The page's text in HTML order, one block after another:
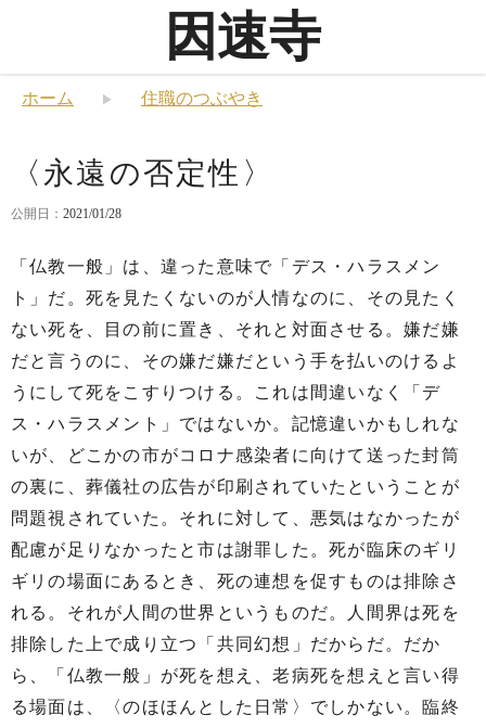
因速寺
ホーム 住職のつぶやき
〈永遠の否定性〉
公開日： 2021/01/28
「仏教一般」は、違った意味で「デス・ハラスメン
ト」だ。死を見たくないのが人情なのに、その見たく
ない死を、目の前に置き、それと対面させる。嫌だ嫌
だと言うのに、その嫌だ嫌だという手を払いのけるよ
うにして死をこすりつける。これは間違いなく「デ
ス・ハラスメント」ではないか。記憶違いかもしれな
いが、どこかの市がコロナ感染者に向けて送った封筒
の裏に、葬儀社の広告が印刷されていたということが
問題視されていた。それに対して、悪気はなかったが
配慮が足りなかったと市は謝罪した。死が臨床のギリ
ギリの場面にあるとき、死の連想を促すものは排除さ
れる。それが人間の世界というものだ。人間界は死を
排除した上で成り立つ「共同幻想」だからだ。だか
ら、「仏教一般」が死を想え、老病死を想えと言い得
る場面は、〈のほほんとした日常〉でしかない。臨終